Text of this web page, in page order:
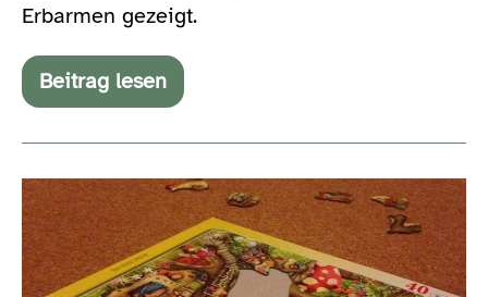
Erbarmen gezeigt.
Beitrag lesen
Everything
is
When
i
grew